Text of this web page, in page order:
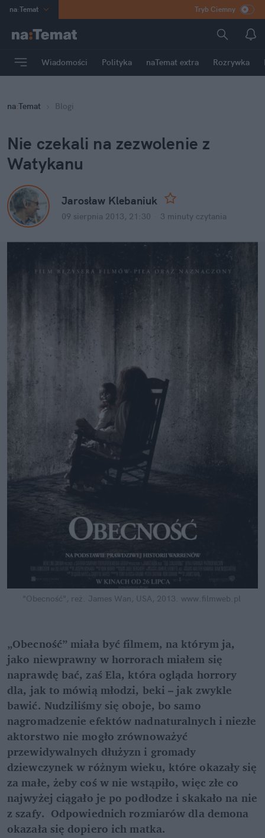
na:Temat
Poland
mama
Rozrywka
Tryb Ciemny
Wiadomości Polityka naTemat extra Rozrywka
na:Temat Blogi
Nie czekali na zezwolenie z
Watykanu
Jarosław Klebaniuk
09 sierpnia 2013, 21:30 3 minuty czytania
"Obecność", reż. James Wan, USA, 2013. www.filmweb.pl
„Obecność” miała być filmem, na którym ja,
jako niewprawny w horrorach miałem się
naprawdę bać, zaś Ela, która ogląda horrory
dla, jak to mówią młodzi, beki – jak zwykle
bawić. Nudziliśmy się oboje, bo samo
nagromadzenie efektów nadnaturalnych i niezłe
aktorstwo nie mogło zrównoważyć
przewidywalnych dłużyzn i gromady
dziewczynek w różnym wieku, które okazały się
za małe, żeby coś w nie wstąpiło, więc złe co
najwyżej ciągało je po podłodze i skakało na nie
z szafy.  Odpowiednich rozmiarów dla demona
okazała się dopiero ich matka.